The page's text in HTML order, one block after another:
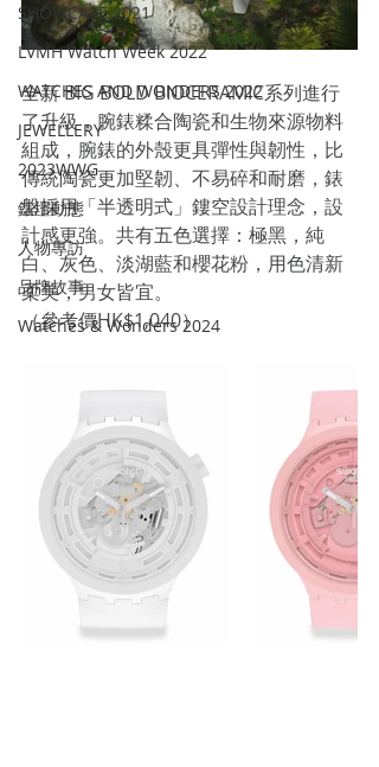
SHOWCASE 2021
LVMH Watch Week 2022
WATCHES AND WONDERS 2022
JEWELLERY
2023WWG
錶壇動態
人物專訪
品牌故事
Watches & Wonders 2024
全新 BIG BOLD BIOCERAMIC系列進行
了升級，腕錶糅合陶瓷和生物來源物料
組成，腕錶的外殼更具彈性與韌性，比
傳統陶瓷更加堅韌、不易碎和耐磨，錶
盤採用「半透明式」鏤空設計理念，設
計感更強。共有五色選擇：極黑，純
白、灰色、淡湖藍和櫻花粉，用色清新
柔美，男女皆宜。
（參考價HK$1,040）